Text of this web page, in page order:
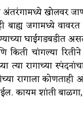
अंतरंगामध्ये खोलवर
बाह्य जगामध्ये
घाईगडबडीत
चांगल्या
त्या रागाच्या
रागाला कोणताही
कायम शांती